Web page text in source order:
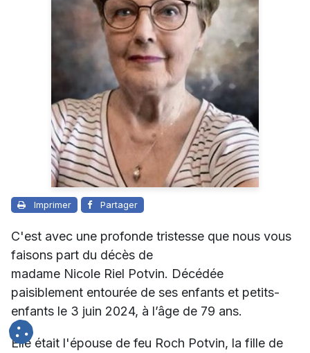
Imprimer Partager
C'est avec une profonde tristesse que nous vous
faisons part du décès de
madame Nicole Riel Potvin. Décédée
paisiblement entourée de ses enfants et petits-
enfants le 3 juin 2024, à l’âge de 79 ans.
Elle était l'épouse de feu Roch Potvin, la fille de